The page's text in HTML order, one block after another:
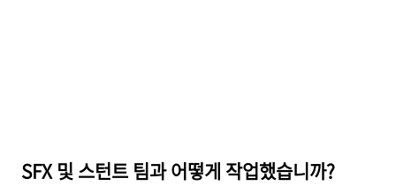
SFX 및 스턴트 팀과 어떻게 작업했습니까?